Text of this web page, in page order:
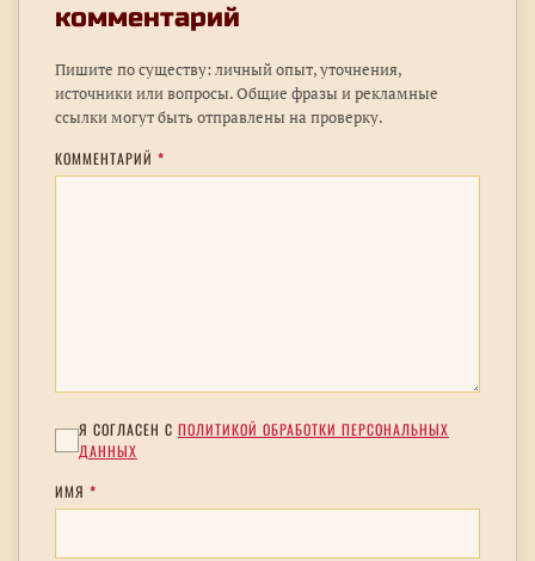
комментарий
Пишите по существу: личный опыт, уточнения,
источники или вопросы. Общие фразы и рекламные
ссылки могут быть отправлены на проверку.
КОММЕНТАРИЙ *
Я СОГЛАСЕН С ПОЛИТИКОЙ ОБРАБОТКИ ПЕРСОНАЛЬНЫХ
ДАННЫХ
ИМЯ *